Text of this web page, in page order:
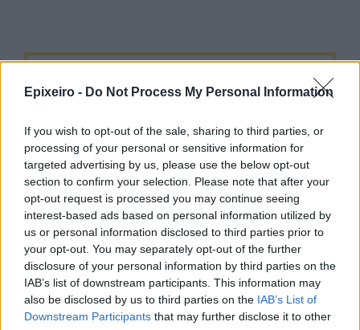
Epixeiro - Do Not Process My Personal Information
If you wish to opt-out of the sale, sharing to third parties, or
processing of your personal or sensitive information for
targeted advertising by us, please use the below opt-out
section to confirm your selection. Please note that after your
opt-out request is processed you may continue seeing
interest-based ads based on personal information utilized by
us or personal information disclosed to third parties prior to
your opt-out. You may separately opt-out of the further
disclosure of your personal information by third parties on the
IAB’s list of downstream participants. This information may
also be disclosed by us to third parties on the IAB’s List of
Downstream Participants that may further disclose it to other
και μάθετε πρώτοι όλα τα επιχειρηματικά νέα
Δείτε όλες τις τελευταίες επιχειρηματικές
Ειδήσειςαπό την Ελλάδα και τον κόσμο στο
Σχολιάστε
... σχόλια| Κάνε click για να σχολιάσεις